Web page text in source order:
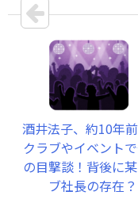
酒井法子、約10年
クラブやイベント
の目撃談！背後に
ブ社長の存在？